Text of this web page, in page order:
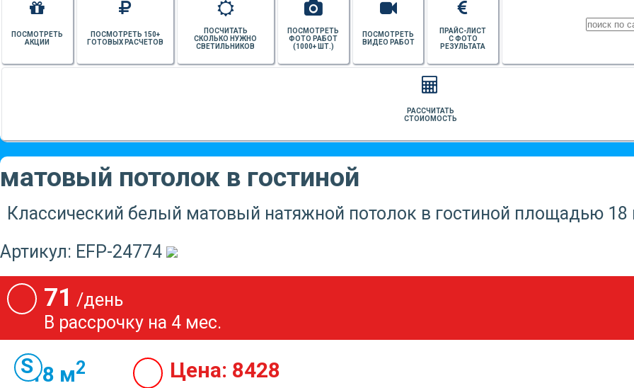
ПРАЙС-ЛИСТ
С ФОТО
РЕЗУЛЬТАТА
ПОСМОТРЕТЬ
ВИДЕО РАБОТ
ПОСМОТРЕТЬ
ФОТО РАБОТ
(1000+ ШТ.)
ПОСЧИТАТЬ
СКОЛЬКО НУЖНО
СВЕТИЛЬНИКОВ
ПОСМОТРЕТЬ 150+
ГОТОВЫХ РАСЧЕТОВ
ПОСМОТРЕТЬ
АКЦИИ
РАССЧИТАТЬ
СТОИОМОСТЬ
матовый потолок в гостиной
Классический белый матовый натяжной потолок в гостиной площадью 18
Артикул: EFP-24774
71 /день
В рассрочку на 4 мес.
18 м2 Цена: 8428